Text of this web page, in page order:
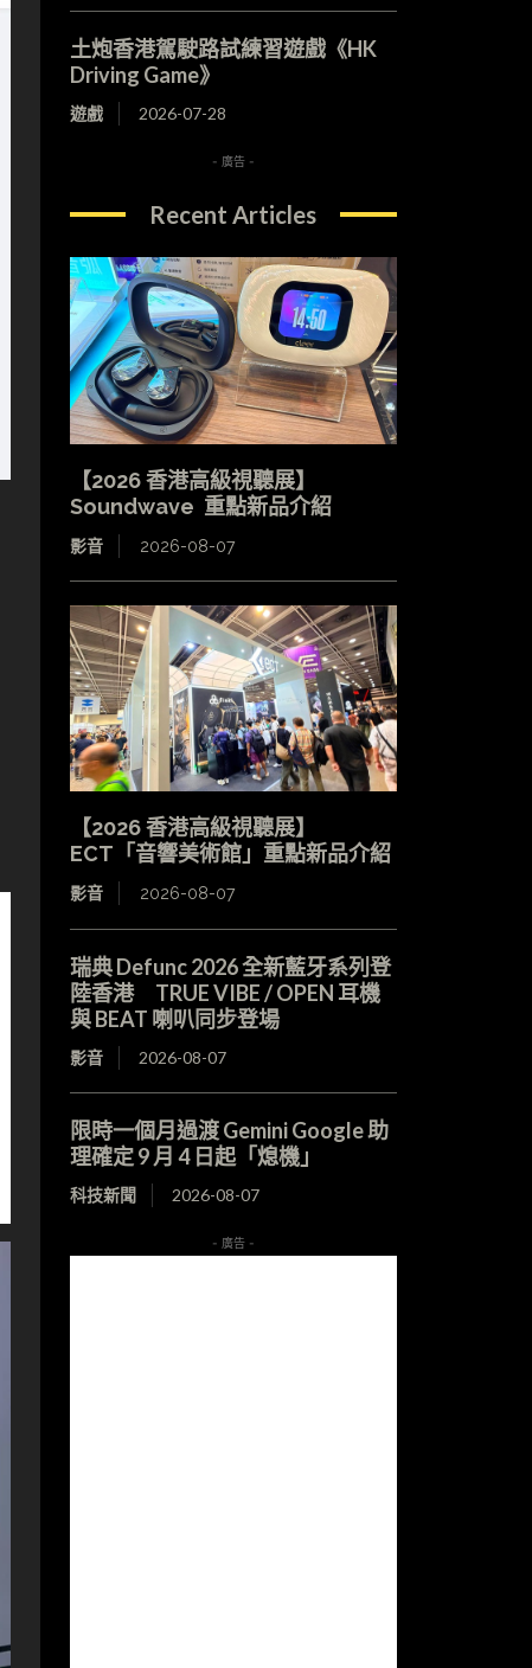
土炮香港駕駛路試練習遊戲《HK
Driving Game》
遊戲 2026-07-28
- 廣告 -
Recent Articles
【2026 香港高級視聽展】
Soundwave 重點新品介紹
影音 2026-08-07
【2026 香港高級視聽展】
ECT「音響美術館」重點新品介紹
影音 2026-08-07
瑞典 Defunc 2026 全新藍牙系列登
陸香港 TRUE VIBE / OPEN 耳機
與 BEAT 喇叭同步登場
影音 2026-08-07
限時一個月過渡 Gemini Google 助
理確定 9 月 4 日起「熄機」
科技新聞 2026-08-07
- 廣告 -